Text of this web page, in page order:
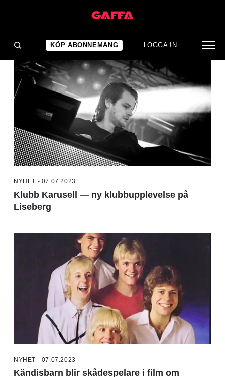
KÖP ABONNEMANG LOGGA IN
NYHET - 07.07.2023
Klubb Karusell — ny klubbupplevelse på
Liseberg
NYHET - 07.07.2023
Kändisbarn blir skådespelare i film om